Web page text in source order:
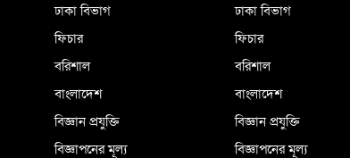
ঢাকা বিভাগ
ফিচার
বরিশাল
বাংলাদেশ
বিজ্ঞান প্রযুক্তি
বিজ্ঞাপনের মূল্য
ঢাকা বিভাগ
ফিচার
বরিশাল
বাংলাদেশ
বিজ্ঞান প্রযুক্তি
বিজ্ঞাপনের মূল্য